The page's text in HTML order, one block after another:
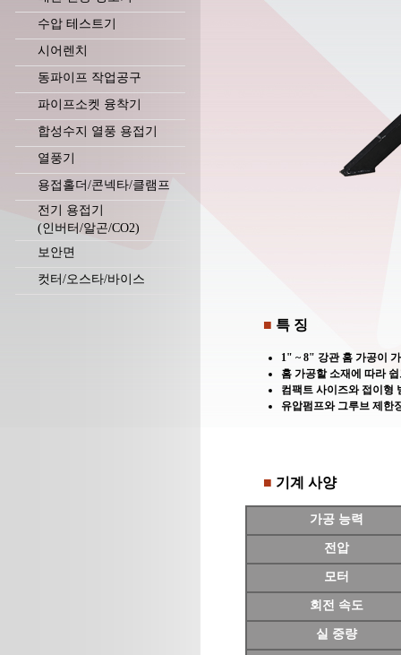
수압 테스트기
시어렌치
동파이프 작업공구
파이프소켓 융착기
합성수지 열풍 용접기
열풍기
용접홀더/콘넥타/클램프
전기 용접기
(인버터/알곤/CO2)
보안면
컷터/오스타/바이스
■ 특 징
1" ~ 8" 강관 홈 가공이
홈 가공할 소재에 따라
컴팩트 사이즈와 접이형
유압펌프와 그루브 제한
■ 기계 사양
가공 능력
전압
모터
회전 속도
실 중량